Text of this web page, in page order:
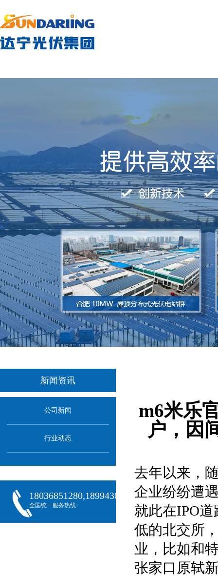
新闻资讯
公司新闻
行业动态
18036851280,18994301288,18068407382
全国统一服务热线
m6米乐
户，因
去年以来，
企业纷纷遭
就此在IPO
低的北交所
业，比如和
张家口原轼